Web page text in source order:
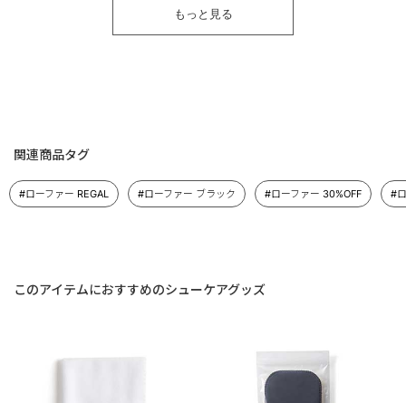
もっと見る
関連商品タグ
#ローファー REGAL #ローファー ブラック #ローファー 30%OFF #
このアイテムにおすすめのシューケアグッズ